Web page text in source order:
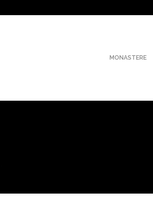
MONASTERE